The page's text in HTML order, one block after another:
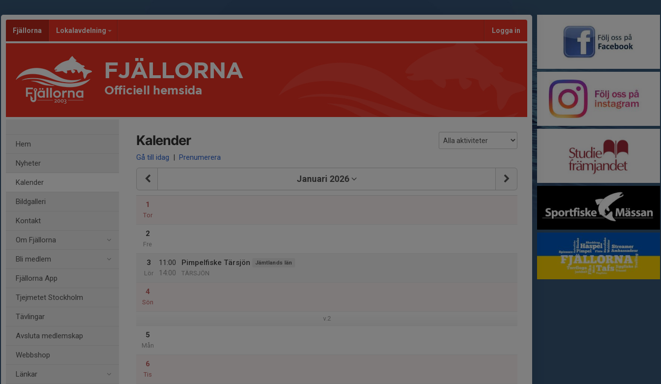
Fjällorna Lokalavdelning Logga in
FJÄLLORNA
Officiell hemsida
Hem
Nyheter
Kalender
Bildgalleri
Kontakt
Om Fjällorna
Bli medlem
Fjällorna App
Tjejmetet Stockholm
Tävlingar
Avsluta medlemskap
Webbshop
Länkar
Kalender
Gå till idag | Prenumerera
Januari 2026
1
Tor
2
Fre
3
Lör
11:00
14:00
Pimpelfiske Tärsjön Jämtlands län
TÄRSJÖN
4
Sön
v.2
5
Mån
6
Tis